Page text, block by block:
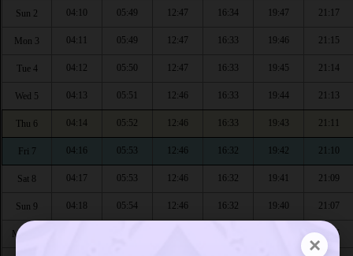
×
Sun 2 04:10 05:49 12:47 16:34 19:47 21:17
Mon 3 04:11 05:49 12:47 16:33 19:46 21:15
Tue 4 04:12 05:50 12:47 16:33 19:45 21:14
Wed 5 04:13 05:51 12:46 16:33 19:44 21:13
Thu 6 04:14 05:52 12:46 16:33 19:43 21:11
Fri 7 04:16 05:53 12:46 16:32 19:42 21:10
Sat 8 04:17 05:53 12:46 16:32 19:41 21:09
Sun 9 04:18 05:54 12:46 16:32 19:40 21:07
Mon 10 21:06